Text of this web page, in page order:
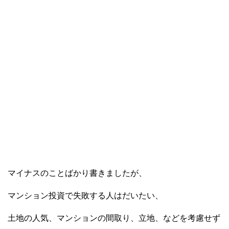
マイナスのことばかり書きましたが、
マンション投資で失敗する人はだいたい、
土地の人気、マンションの間取り、立地、などを考慮せず